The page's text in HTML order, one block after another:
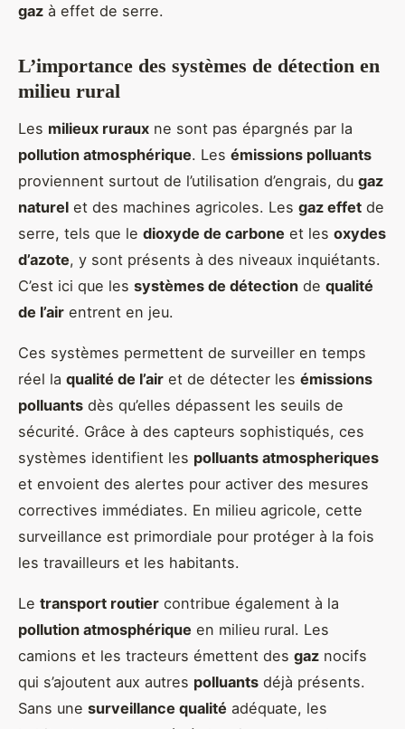
gaz à effet de serre.
L’importance des systèmes de détection en
milieu rural
Les milieux ruraux ne sont pas épargnés par la
pollution atmosphérique. Les émissions polluants
proviennent surtout de l’utilisation d’engrais, du gaz
naturel et des machines agricoles. Les gaz effet de
serre, tels que le dioxyde de carbone et les oxydes
d’azote, y sont présents à des niveaux inquiétants.
C’est ici que les systèmes de détection de qualité
de l’air entrent en jeu.
Ces systèmes permettent de surveiller en temps
réel la qualité de l’air et de détecter les émissions
polluants dès qu’elles dépassent les seuils de
sécurité. Grâce à des capteurs sophistiqués, ces
systèmes identifient les polluants atmospheriques
et envoient des alertes pour activer des mesures
correctives immédiates. En milieu agricole, cette
surveillance est primordiale pour protéger à la fois
les travailleurs et les habitants.
Le transport routier contribue également à la
pollution atmosphérique en milieu rural. Les
camions et les tracteurs émettent des gaz nocifs
qui s’ajoutent aux autres polluants déjà présents.
Sans une surveillance qualité adéquate, les